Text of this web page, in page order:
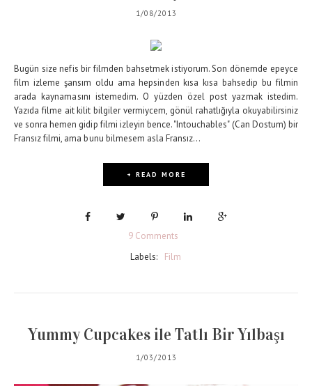
1/08/2013
Bugün size nefis bir filmden bahsetmek istiyorum. Son dönemde epeyce
film izleme şansım oldu ama hepsinden kısa kısa bahsedip bu filmin
arada kaynamasını istemedim. O yüzden özel post yazmak istedim.
Yazıda filme ait kilit bilgiler vermiycem, gönül rahatlığıyla okuyabilirsiniz
ve sonra hemen gidip filmi izleyin bence. "Intouchables" (Can Dostum) bir
Fransız filmi, ama bunu bilmesem asla Fransız...
+ READ MORE
9 Comments
Labels:
Film
Yummy Cupcakes ile Tatlı Bir Yılbaşı
1/03/2013